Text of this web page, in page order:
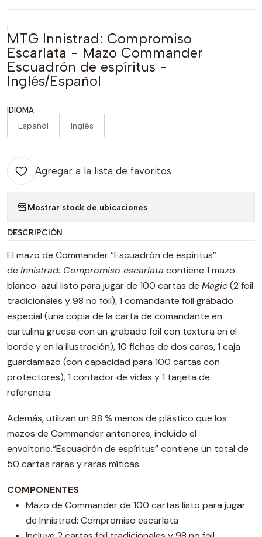
|
MTG Innistrad: Compromiso
Escarlata - Mazo Commander
Escuadrón de espíritus -
Inglés/Español
IDIOMA
Español Inglés
Agregar a la lista de favoritos
Mostrar stock de ubicaciones
DESCRIPCIÓN
El mazo de Commander “Escuadrón de espíritus”
de Innistrad: Compromiso escarlata contiene 1 mazo
blanco-azul listo para jugar de 100 cartas de Magic(2 foil
tradicionales y 98 no foil), 1 comandante foil grabado
especial (una copia de la carta de comandante en
cartulina gruesa con un grabado foil con textura en el
borde y en la ilustración), 10 fichas de dos caras, 1 caja
guardamazo (con capacidad para 100 cartas con
protectores), 1 contador de vidas y 1 tarjeta de
referencia.
Además, utilizan un 98 % menos de plástico que los
mazos de Commander anteriores, incluido el
envoltorio.“Escuadrón de espíritus” contiene un total de
50 cartas raras y raras míticas.
COMPONENTES
Mazo de Commander de 100 cartas listo para jugar
de Innistrad: Compromiso escarlata